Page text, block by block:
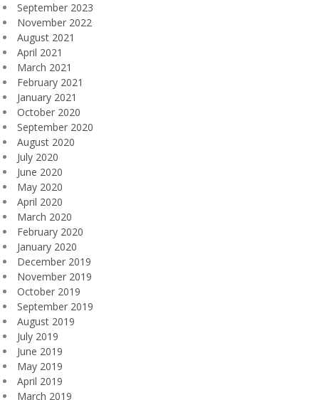
September 2023
November 2022
August 2021
April 2021
March 2021
February 2021
January 2021
October 2020
September 2020
August 2020
July 2020
June 2020
May 2020
April 2020
March 2020
February 2020
January 2020
December 2019
November 2019
October 2019
September 2019
August 2019
July 2019
June 2019
May 2019
April 2019
March 2019